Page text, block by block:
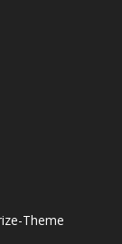
Theme